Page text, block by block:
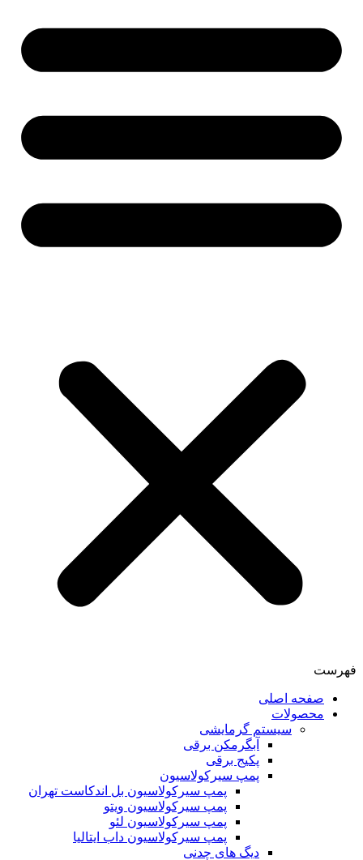
فهرست
صفحه اصلی
محصولات
سیستم گرمایشی
آبگرمکن برقی
پکیج برقی
پمپ سیرکولاسیون
پمپ سیرکولاسیون بل اندکاست تهران
پمپ سیرکولاسیون ویتو
پمپ سیرکولاسیون لئو
پمپ سیرکولاسیون داب ایتالیا
دیگ های چدنی